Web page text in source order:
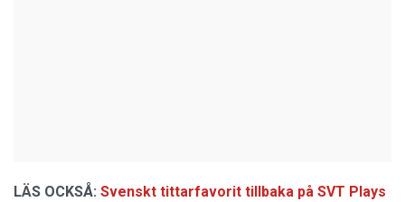
LÄS OCKSÅ: Svenskt tittarfavorit tillbaka på SVT Plays